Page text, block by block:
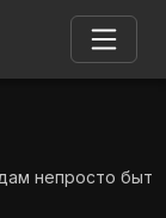
непросто быть